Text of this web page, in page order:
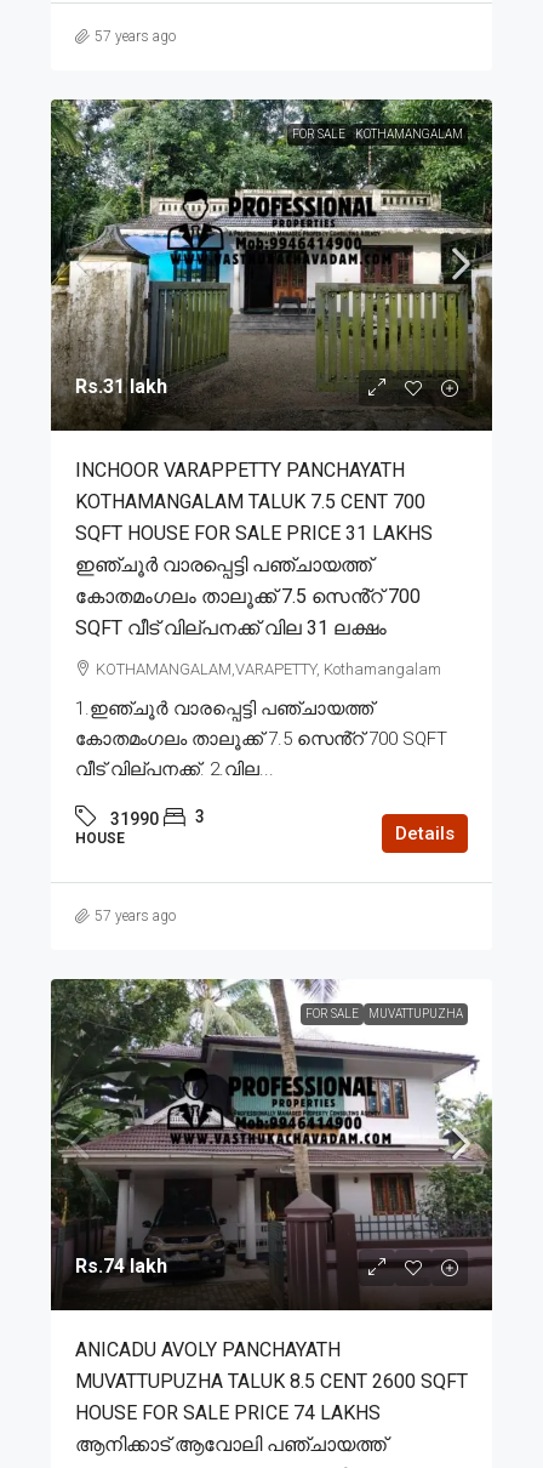
57 years ago
FOR SALE KOTHAMANGALAM
Rs.31 lakh
INCHOOR VARAPPETTY PANCHAYATH
KOTHAMANGALAM TALUK 7.5 CENT 700
SQFT HOUSE FOR SALE PRICE 31 LAKHS
ഇഞ്ചൂർ വാരപ്പെട്ടി പഞ്ചായത്ത്
കോതമംഗലം താലൂക്ക് 7.5 സെൻ്റ് 700
SQFT വീട് വില്പനക്ക് വില 31 ലക്ഷം
KOTHAMANGALAM,VARAPETTY, Kothamangalam
1.ഇഞ്ചൂർ വാരപ്പെട്ടി പഞ്ചായത്ത്
കോതമംഗലം താലൂക്ക് 7.5 സെൻ്റ് 700 SQFT
വീട് വില്പനക്ക്. 2.വില...
31990 3
HOUSE Details
57 years ago
FOR SALE MUVATTUPUZHA
Rs.74 lakh
ANICADU AVOLY PANCHAYATH
MUVATTUPUZHA TALUK 8.5 CENT 2600 SQFT
HOUSE FOR SALE PRICE 74 LAKHS
ആനിക്കാട് ആവോലി പഞ്ചായത്ത്